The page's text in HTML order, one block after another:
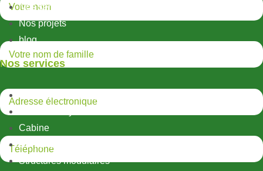
Nos services
Nos projets
blog
Nos services
Structures métalliques légères
Cabine
Conteneur
Structures modulaires